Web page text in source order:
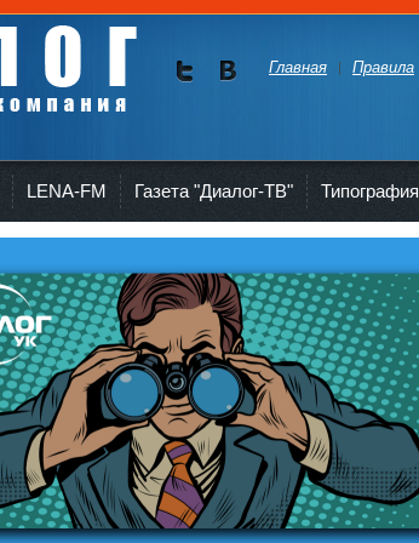
Главная Правила
LENA-FM Газета "Диалог-ТВ" Типография